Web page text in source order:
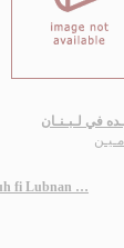
في لـبـنـان
fi Lubnan …